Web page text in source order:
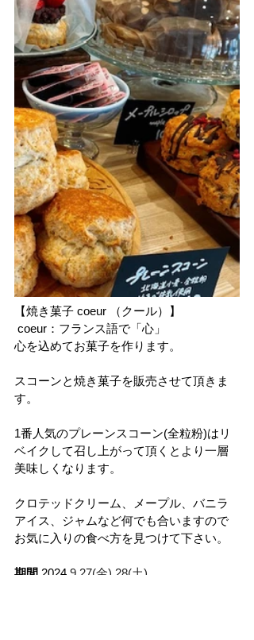
【焼き菓子 coeur （クール）】
coeur：フランス語で「心」
心を込めてお菓子を作ります。
スコーンと焼き菓子を販売させて頂きま
す。
1番人気のプレーンスコーン(全粒粉)はリ
ベイクして召し上がって頂くとより一層
美味しくなります。
クロテッドクリーム、メープル、バニラ
アイス、ジャムなど何でも合いますので
お気に入りの食べ方を見つけて下さい。
期間 2024. 9.27(金),28(土)